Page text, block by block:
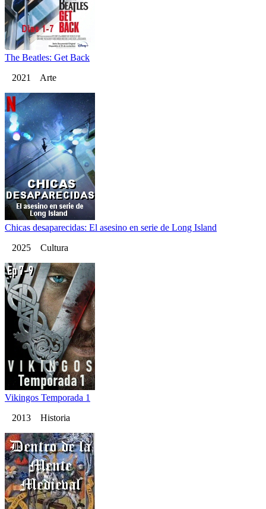
The Beatles: Get Back
2021 Arte
Chicas desaparecidas: El asesino en serie de Long Island
2025 Cultura
Vikingos Temporada 1
2013 Historia